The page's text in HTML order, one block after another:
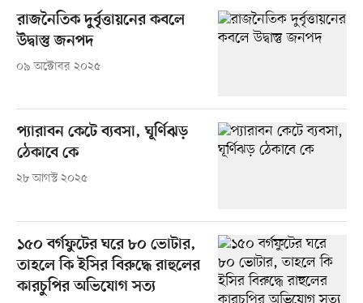
রাজনৈতিক দুর্বৃত্তায়নের কবলে
উদ্বাস্তু জনপদ
০৯ অক্টোবর ২০২৫
প্যারাবন কেটে ব্যবসা, ঘূর্ণিঝড়
ঠেকাবে কে
২৮ আগস্ট ২০২৫
১৫০ বর্গফুটের ঘরে ৮০ ভোটার,
তাহলে কি ইসির বিরুদ্ধে রাহুলের
কারচুপির অভিযোগ সত্য